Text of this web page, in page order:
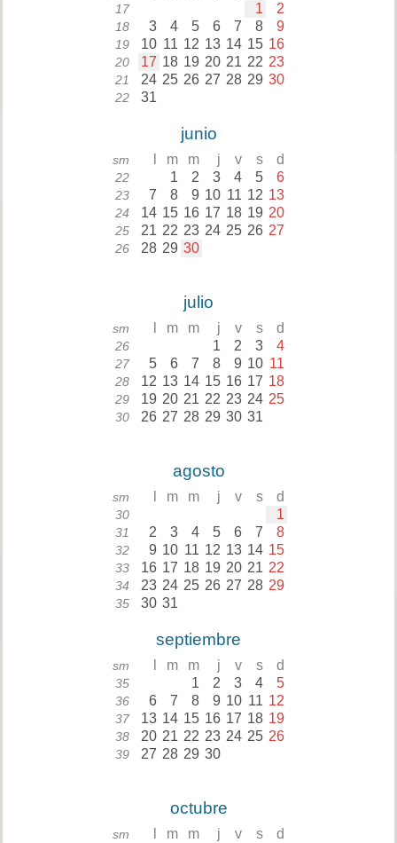
17 1 2
18 3 4 5 6 7 8 9
19 10 11 12 13 14 15 16
20 17 18 19 20 21 22 23
21 24 25 26 27 28 29 30
22 31
junio
sm m m j v s d
22 1 2 3 4 5 6
23 7 8 9 10 11 12 13
24 14 15 16 17 18 19 20
25 21 22 23 24 25 26 27
26 28 29 30
julio
sm m m j v s d
26 1 2 3 4
27 5 6 7 8 9 10 11
28 12 13 14 15 16 17 18
29 19 20 21 22 23 24 25
30 26 27 28 29 30 31
agosto
sm m m j v s d
30 1
31 2 3 4 5 6 7 8
32 9 10 11 12 13 14 15
33 16 17 18 19 20 21 22
34 23 24 25 26 27 28 29
35 30 31
septiembre
sm m m j v s d
35 1 2 3 4 5
36 6 7 8 9 10 11 12
37 13 14 15 16 17 18 19
38 20 21 22 23 24 25 26
39 27 28 29 30
octubre
sm m m j v s d